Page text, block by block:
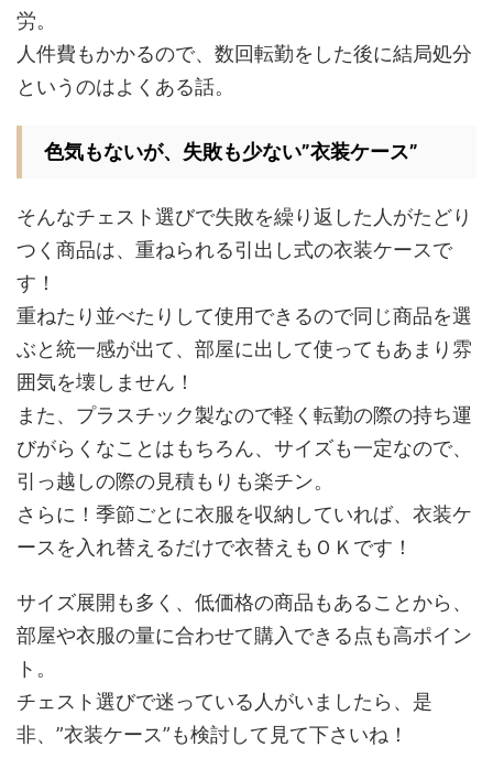
労。
人件費もかかるので、数回転勤をした後に結局処分
というのはよくある話。
色気もないが、失敗も少ない”衣装ケース”
そんなチェスト選びで失敗を繰り返した人がたどり
つく商品は、重ねられる引出し式の衣装ケースで
す！
重ねたり並べたりして使用できるので同じ商品を選
ぶと統一感が出て、部屋に出して使ってもあまり雰
囲気を壊しません！
また、プラスチック製なので軽く転勤の際の持ち運
びがらくなことはもちろん、サイズも一定なので、
引っ越しの際の見積もりも楽チン。
さらに！季節ごとに衣服を収納していれば、衣装ケ
ースを入れ替えるだけで衣替えもＯＫです！
サイズ展開も多く、低価格の商品もあることから、
部屋や衣服の量に合わせて購入できる点も高ポイン
ト。
チェスト選びで迷っている人がいましたら、是
非、”衣装ケース”も検討して見て下さいね！